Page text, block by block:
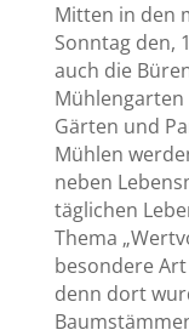
Mitten in den
Sonntag den,
auch die
Gärten und
Mühlen
neben
täglichen
Thema
besondere
denn dort